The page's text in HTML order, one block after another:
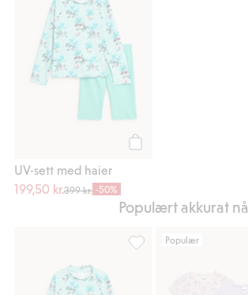
UV-sett med haier
199,50 kr.399 kr. -50%
Populært akkurat nå
Populær